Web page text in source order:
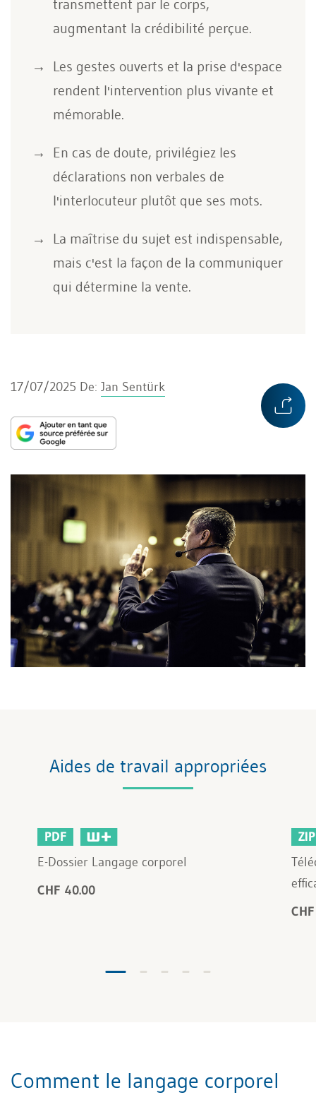
transmettent par le corps,
augmentant la crédibilité perçue.
Les gestes ouverts et la prise d'espace
rendent l'intervention plus vivante et
mémorable.
En cas de doute, privilégiez les
déclarations non verbales de
l'interlocuteur plutôt que ses mots.
La maîtrise du sujet est indispensable,
mais c'est la façon de la communiquer
qui détermine la vente.
17/07/2025 De: Jan Sentürk
Aides de travail appropriées
PDF
E-Dossier Langage corporel
CHF 40.00
ZIP
Comment le langage corporel